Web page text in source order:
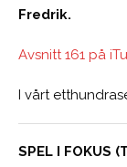
Fredrik.
Avsnitt 161 på
I vårt
SPEL I FOKUS